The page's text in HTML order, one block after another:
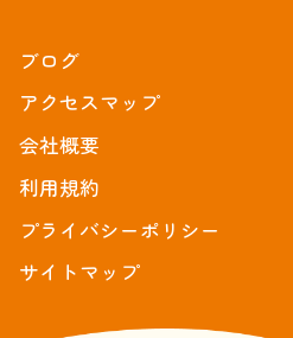
ブログ
アクセスマップ
会社概要
利用規約
プライバシーポリシー
サイトマップ